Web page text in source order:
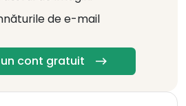
de e-mail
cont gratuit